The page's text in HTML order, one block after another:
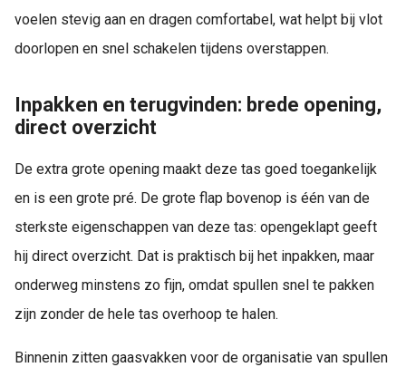
voelen stevig aan en dragen comfortabel, wat helpt bij vlot
doorlopen en snel schakelen tijdens overstappen.
Inpakken en terugvinden: brede opening,
direct overzicht
De extra grote opening maakt deze tas goed toegankelijk
en is een grote pré. De grote flap bovenop is één van de
sterkste eigenschappen van deze tas: opengeklapt geeft
hij direct overzicht. Dat is praktisch bij het inpakken, maar
onderweg minstens zo fijn, omdat spullen snel te pakken
zijn zonder de hele tas overhoop te halen.
Binnenin zitten gaasvakken voor de organisatie van spullen